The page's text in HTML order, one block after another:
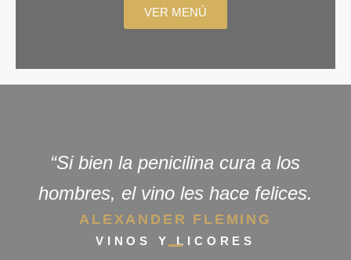
VER MENÚ
“Si bien la penicilina cura a los
hombres, el vino les hace felices.
ALEXANDER FLEMING
VINOS Y LICORES